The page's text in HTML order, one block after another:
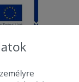
line Kft.